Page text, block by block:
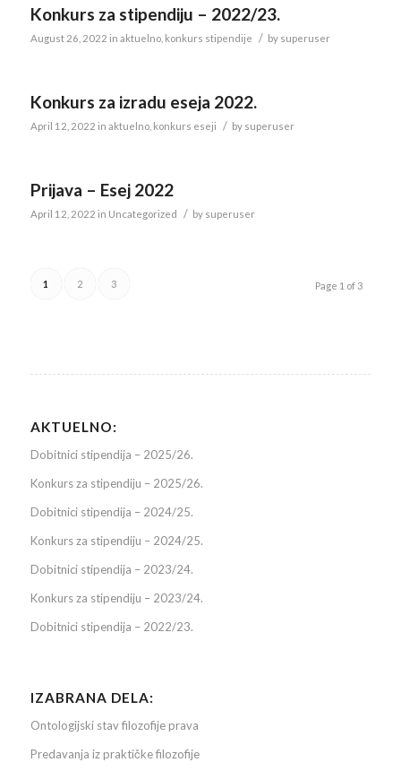
Konkurs za stipendiju – 2022/23.
August 26, 2022 in aktuelno, konkurs stipendije / by superuser
Konkurs za izradu eseja 2022.
April 12, 2022 in aktuelno, konkurs eseji / by superuser
Prijava – Esej 2022
April 12, 2022 in Uncategorized / by superuser
Page 1 of 3
1 2 3
AKTUELNO:
Dobitnici stipendija – 2025/26.
Konkurs za stipendiju – 2025/26.
Dobitnici stipendija – 2024/25.
Konkurs za stipendiju – 2024/25.
Dobitnici stipendija – 2023/24.
Konkurs za stipendiju – 2023/24.
Dobitnici stipendija – 2022/23.
IZABRANA DELA:
Ontologijski stav filozofije prava
Predavanja iz praktičke filozofije